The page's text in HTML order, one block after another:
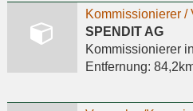
Kommissionierer /
SPENDIT AG
Kommissionierer
Entfernung: